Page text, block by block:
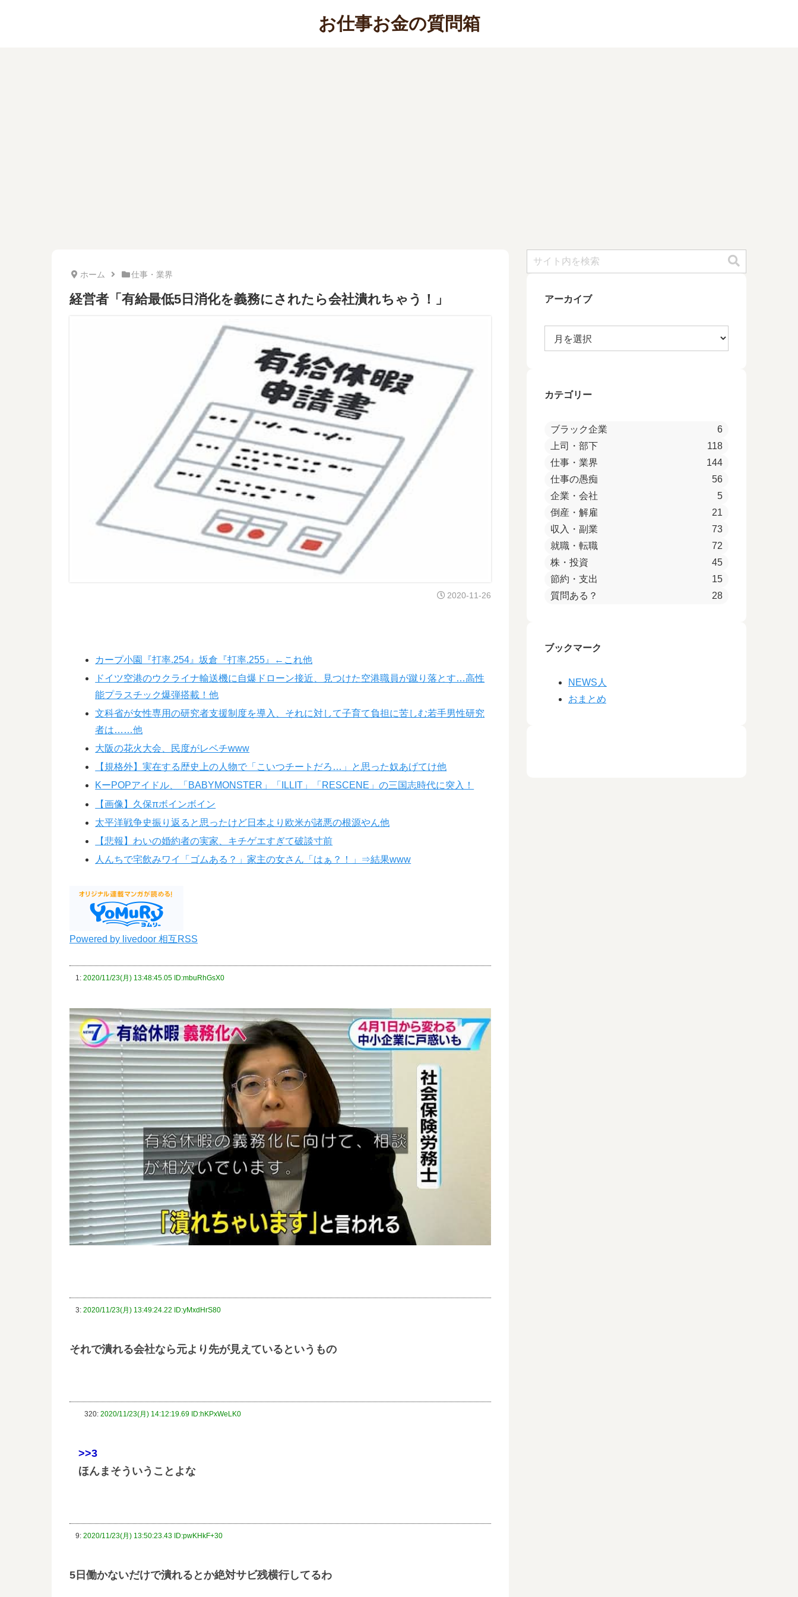
お仕事お金の質問箱
ホーム 仕事・業界
経営者「有給最低5日消化を義務にされたら会社潰れちゃう！」
2020-11-26
カープ小園『打率.254』坂倉『打率.255』←これ他
ドイツ空港のウクライナ輸送機に自爆ドローン接近、見つけた空港職員が蹴り落とす…高性
能プラスチック爆弾搭載！他
文科省が女性専用の研究者支援制度を導入、それに対して子育て負担に苦しむ若手男性研究
者は……他
大阪の花火大会、民度がレベチwww
【規格外】実在する歴史上の人物で「こいつチートだろ…」と思った奴あげてけ他
KーPOPアイドル、「BABYMONSTER」「ILLIT」「RESCENE」の三国志時代に突入！
【画像】久保πボインボイン
太平洋戦争史振り返ると思ったけど日本より欧米が諸悪の根源やん他
【悲報】わいの婚約者の実家、キチゲエすぎて破談寸前
人んちで宅飲みワイ「ゴムある？」家主の女さん「はぁ？！」⇒結果www
Powered by livedoor 相互RSS
1: 2020/11/23(月) 13:48:45.05 ID:mbuRhGsX0
3: 2020/11/23(月) 13:49:24.22 ID:yMxdHrS80
それで潰れる会社なら元より先が見えているというもの
320: 2020/11/23(月) 14:12:19.69 ID:hKPxWeLK0
>>3
ほんまそういうことよな
9: 2020/11/23(月) 13:50:23.43 ID:pwKHkF+30
5日働かないだけで潰れるとか絶対サビ残横行してるわ
アーカイブ
カテゴリー
ブラック企業
6
上司・部下
118
仕事・業界
144
仕事の愚痴
56
企業・会社
5
倒産・解雇
21
収入・副業
73
就職・転職
72
株・投資
45
節約・支出
15
質問ある？
28
ブックマーク
NEWS人
おまとめ